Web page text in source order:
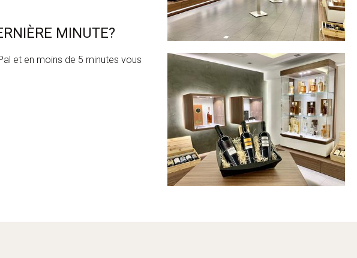
MINUTE?
et en moins de 5 minutes vous